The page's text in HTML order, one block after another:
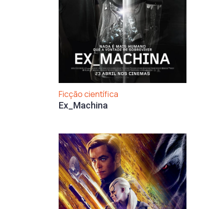
Ficção científica
Ex_Machina